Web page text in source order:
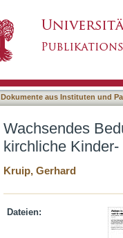
Dokumente aus Instituten und
Wachsendes
kirchliche
Kruip, Gerhard
Dateien: